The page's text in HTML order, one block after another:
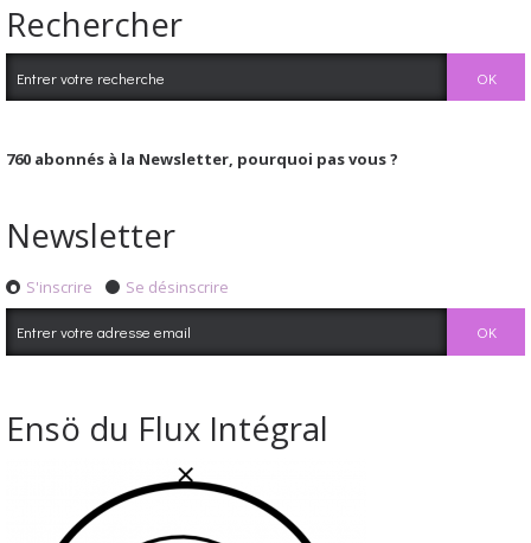
Rechercher
760 abonnés à la Newsletter, pourquoi pas vous ?
Newsletter
S'inscrire Se désinscrire
Ensö du Flux Intégral